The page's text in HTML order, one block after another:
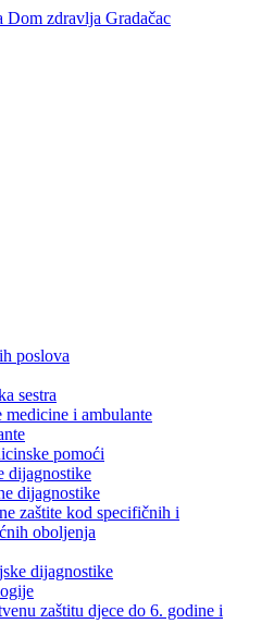
poslova
sestra
medicine i ambulante
pomoći
dijagnostike
dijagnostike
zaštite kod specifičnih i
oboljenja
dijagnostike
zaštitu djece do 6. godine i